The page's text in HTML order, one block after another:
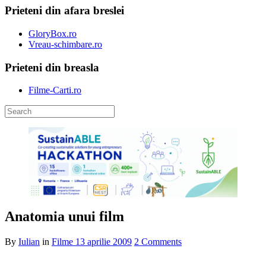
Prieteni din afara breslei
GloryBox.ro
Vreau-schimbare.ro
Prieteni din breasla
Filme-Carti.ro
Anatomia unui film
By Iulian in Filme 13 aprilie 2009 2 Comments